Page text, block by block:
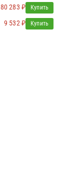
80 283 ₽ Купить
9 532 ₽ Купить